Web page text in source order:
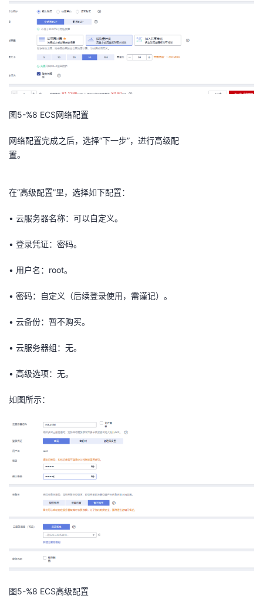
图5-%8 ECS网络配置
网络配置完成之后，选择“下一步”，进行高级配
置。
在“高级配置”里，选择如下配置：
• 云服务器名称：可以 自定义。
• 登录凭证： 密码。
• 用户名：root。
• 密码：自定义（后续登录使用，需谨记） 。
• 云备份： 暂不购买。
• 云服务器组： 无。
• 高级选项： 无。
如图所示：
图5-%8 ECS高级配置